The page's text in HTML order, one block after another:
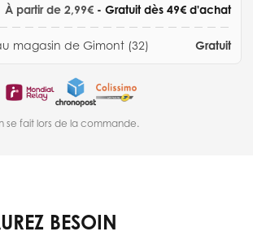
À partir de 2,99€ - Gratuit dès 49€ d'achat
magasin de Gimont (32) Gratuit
se fait lors de la commande.
BESOIN